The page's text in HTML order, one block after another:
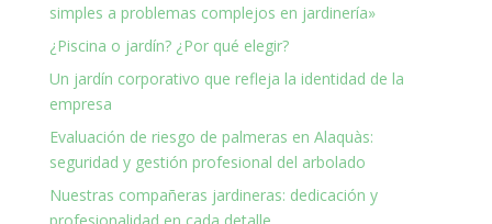
simples a problemas complejos en jardinería»
¿Piscina o jardín? ¿Por qué elegir?
Un jardín corporativo que refleja la identidad de la
empresa
Evaluación de riesgo de palmeras en Alaquàs:
seguridad y gestión profesional del arbolado
Nuestras compañeras jardineras: dedicación y